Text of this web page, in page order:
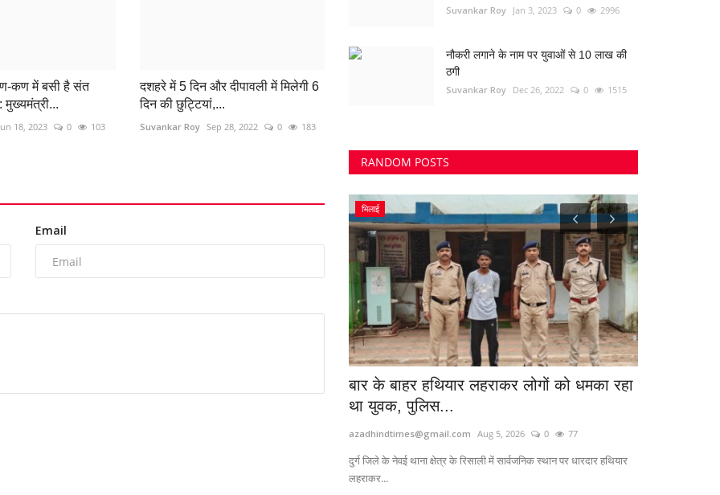
कण में बसी है संत
मुख्यमंत्री...
18, 2023 0 103
दशहरे में 5 दिन और दीपावली में मिलेगी 6
दिन की छुट्टियां,...
Suvankar Roy Sep 28, 2022 0 183
Email
Suvankar Roy Jan 3, 2023 0 2996
नौकरी लगाने के नाम पर युवाओं से 10 लाख की
ठगी
Suvankar Roy Dec 26, 2022 0 1515
RANDOM POSTS
Bihar भिलाई
बार के बाहर हथियार लहराकर लोगों को धमका रहा
था युवक, पुलिस...
azadhindtimes@gmail.com Aug 5, 2026 0 77
दुर्ग जिले के नेवई थाना क्षेत्र के रिसाली में सार्वजनिक स्थान पर धारदार हथियार
लहराकर...